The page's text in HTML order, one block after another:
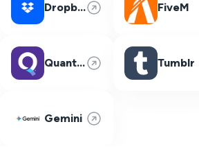
Dropbox FiveM
Quantum Fiber Tumblr
Gemini